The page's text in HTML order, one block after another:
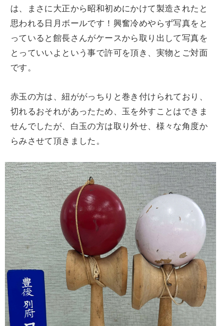
は、まさに大正から昭和初めにかけて製造されたと
思われる日月ボールです！興奮冷めやらず写真をと
っていると館長さんがケースから取り出して写真を
とっていいよという事で許可を頂き、実物とご対面
です。
赤玉の方は、紐ががっちりと巻き付けられており、
切れるおそれがあったため、玉を外すことはできま
せんでしたが、白玉の方は取り外せ、様々な角度か
らみさせて頂きました。